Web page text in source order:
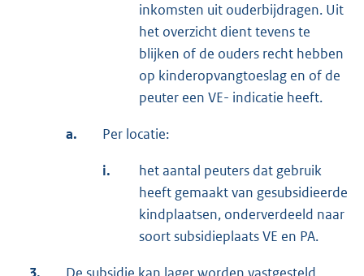
inkomsten uit ouderbijdragen. Uit
het overzicht dient tevens te
blijken of de ouders recht hebben
op kinderopvangtoeslag en of de
peuter een VE- indicatie heeft.
a. Per locatie:
i.
het aantal peuters dat gebruik
heeft gemaakt van gesubsidieerde
kindplaatsen, onderverdeeld naar
soort subsidieplaats VE en PA.